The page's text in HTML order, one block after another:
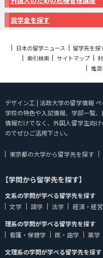
奨学金を探す
日本の留学ニュース 留学先を探
索引検索
サイトマップ
推
デザイン工 | 法政大学の留学情報 ペ
学校の特色や入試情報、学部一覧
情報だけでなく、外国人留学生向
のでぜひご活用下さい。
東京都の大学から留学先を探す
【学問から留学先を探す】
文系の学問が学べる留学先を探す
文学
語学 法学 経済・経
理系の学問が学べる留学先を探す
看護・保健学
医・歯学 薬学
文理系の学問が学べる留学先を探す